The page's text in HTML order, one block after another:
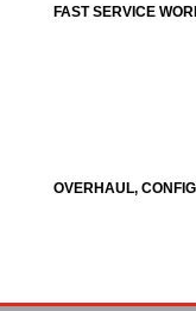
FAST SERVICE
OVERHAUL,